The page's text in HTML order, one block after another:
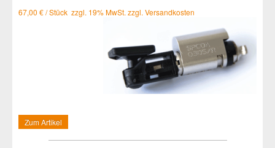
67,00 € / Stück zzgl. 19% MwSt. zzgl. Versandkosten
Zum Artikel